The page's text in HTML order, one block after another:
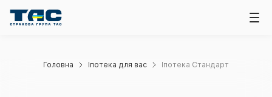
Головна Іпотека для вас Іпотека Стандарт